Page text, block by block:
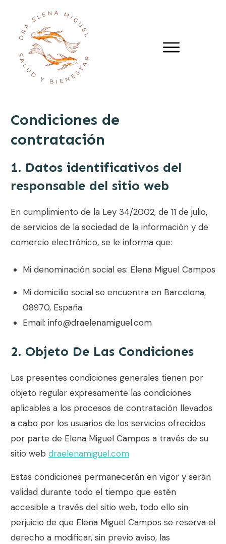
Condiciones de
contratación
1. Datos identificativos del
responsable del sitio web
En cumplimiento de la Ley 34/2002, de 11 de julio,
de servicios de la sociedad de la información y de
comercio electrónico, se le informa que:
Mi denominación social es: Elena Miguel Campos
Mi domicilio social se encuentra en Barcelona,
08970, España
Email: info@draelenamiguel.com
2. Objeto De Las Condiciones
Las presentes condiciones generales tienen por
objeto regular expresamente las condiciones
aplicables a los procesos de contratación llevados
a cabo por los usuarios de los servicios ofrecidos
por parte de Elena Miguel Campos a través de su
sitio web draelenamiguel.com
Estas condiciones permanecerán en vigor y serán
validad durante todo el tiempo que estén
accesible a través del sitio web, todo ello sin
perjuicio de que Elena Miguel Campos se reserva el
derecho a modificar, sin previo aviso, las